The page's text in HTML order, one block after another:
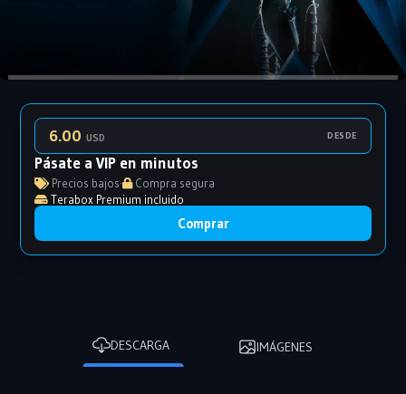
6.00USD DESDE
Pásate a VIP en minutos
Precios bajos·
Compra segura
Terabox Premium incluido
Comprar
DESCARGA IMÁGENES